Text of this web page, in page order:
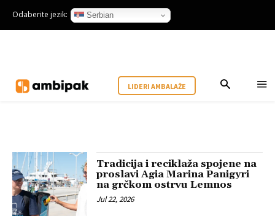
Odaberite jezik: Serbian
LIDERI AMBALAŽE
Tradicija i reciklaža spojene na
proslavi Agia Marina Panigyri
na grčkom ostrvu Lemnos
Jul 22, 2026